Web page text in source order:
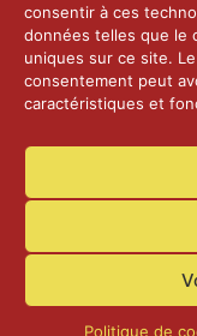
consentir à ces
données telles que le
uniques sur ce site.
consentement peut
caractéristiques et
Politique de